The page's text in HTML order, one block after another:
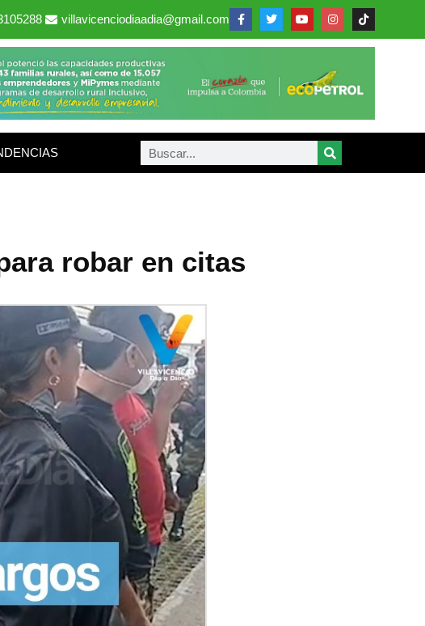
villavicenciodiaadia@gmail.com
robar en citas